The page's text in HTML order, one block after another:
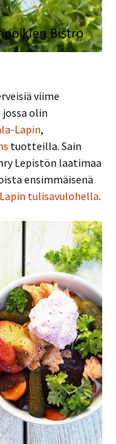
viime
olin
Lapin,
tuotteilla. Sain
Lepistön laatimaa
ensimmäisenä
Lapin tulisavulohella.